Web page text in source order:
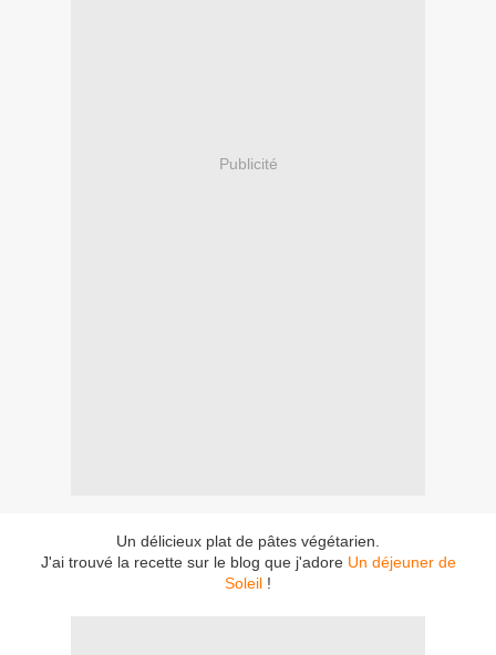
Publicité
Un délicieux plat de pâtes végétarien.
J'ai trouvé la recette sur le blog que j'adore Un déjeuner de
Soleil !